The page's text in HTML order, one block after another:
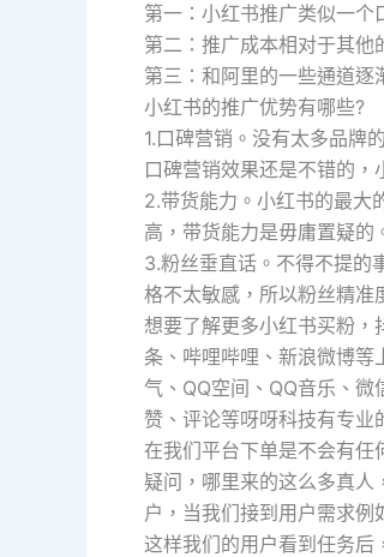
第一：小红书推广类似一
第二：推广成本相对于其
第三：和阿里的一些通道逐
小红书的推广优势有哪些?
1.口碑营销。没有太多品牌
口碑营销效果还是不错的，
2.带货能力。小红书的最大
高，带货能力是毋庸置疑的
3.粉丝垂直话。不得不提的
格不太敏感，所以粉丝精准
想要了解更多小红书买粉
条、哔哩哔哩、新浪微博
气、QQ空间、QQ音乐、
赞、评论等呀呀科技有专业
在我们平台下单是不会有任
疑问，哪里来的这么多真人
户，当我们接到用户需求例
这样我们的用户看到任务后